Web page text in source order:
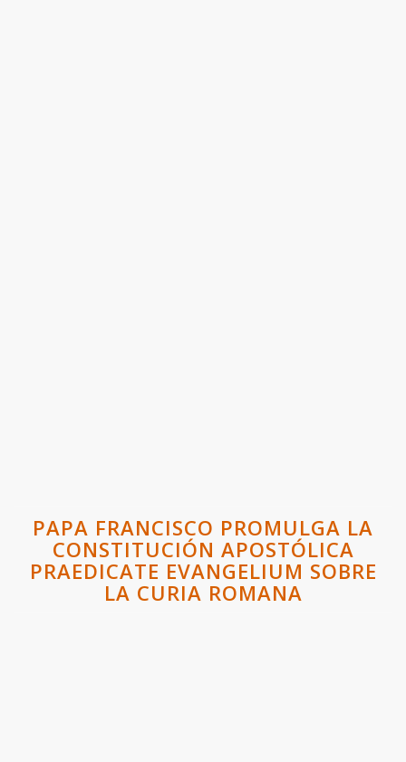
PAPA FRANCISCO PROMULGA LA
CONSTITUCIÓN APOSTÓLICA
PRAEDICATE EVANGELIUM SOBRE
LA CURIA ROMANA